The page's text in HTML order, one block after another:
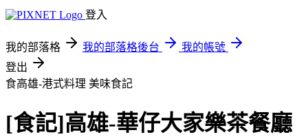
登入
我的部落格 我的部落格後台
我的帳號
登出
食高雄-港式料理 美味食記
[食記]高雄-華仔大家樂茶餐廳